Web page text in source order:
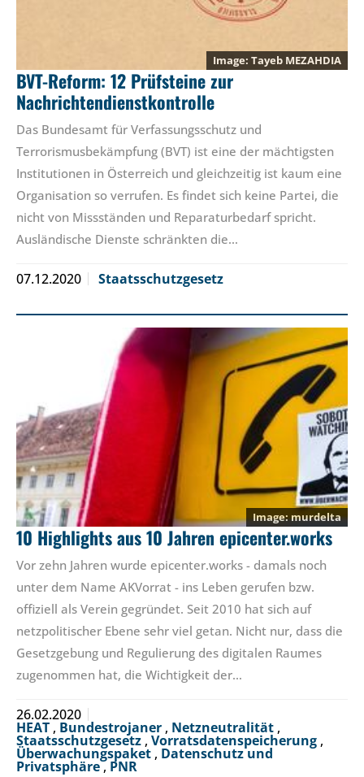
Tayeb MEZAHDIA
BVT-Reform: 12 Prüfsteine zur
Nachrichtendienstkontrolle
Das Bundesamt für Verfassungsschutz und
Terrorismusbekämpfung (BVT) ist eine der mächtigsten
Institutionen in Österreich und gleichzeitig ist kaum eine
Organisation so verrufen. Es findet sich keine Partei, die
nicht von Missständen und Reparaturbedarf spricht.
Ausländische Dienste schränkten die…
07.12.2020 Staatsschutzgesetz
murdelta
10 Highlights aus 10 Jahren epicenter.works
Vor zehn Jahren wurde epicenter.works - damals noch
unter dem Name AKVorrat - ins Leben gerufen bzw.
offiziell als Verein gegründet. Seit 2010 hat sich auf
netzpolitischer Ebene sehr viel getan. Nicht nur, dass die
Gesetzgebung und Regulierung des digitalen Raumes
zugenommen hat, die Wichtigkeit der…
26.02.2020
HEAT , Bundestrojaner , Netzneutralität ,
Staatsschutzgesetz , Vorratsdatenspeicherung ,
Überwachungspaket , Datenschutz und
Privatsphäre,PNR